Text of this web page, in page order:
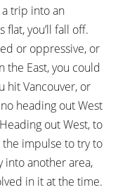
trip into an
you’ll fall off.
or oppressive, or
the East, you could
hit Vancouver, or
heading out West
out West, to
the impulse to try to
into another area,
in it at the time.